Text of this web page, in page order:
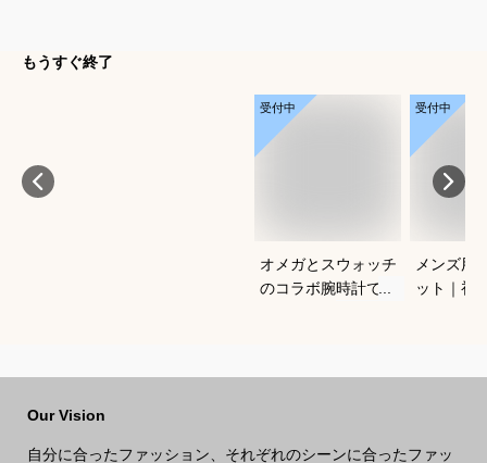
もうすぐ終了
受付中
オメガとスウォッチ
のコラボ腕時計でお
受付中
メンズ用
ット｜初
Our Vision
自分に合ったファッション、それぞれのシーンに合ったファッ